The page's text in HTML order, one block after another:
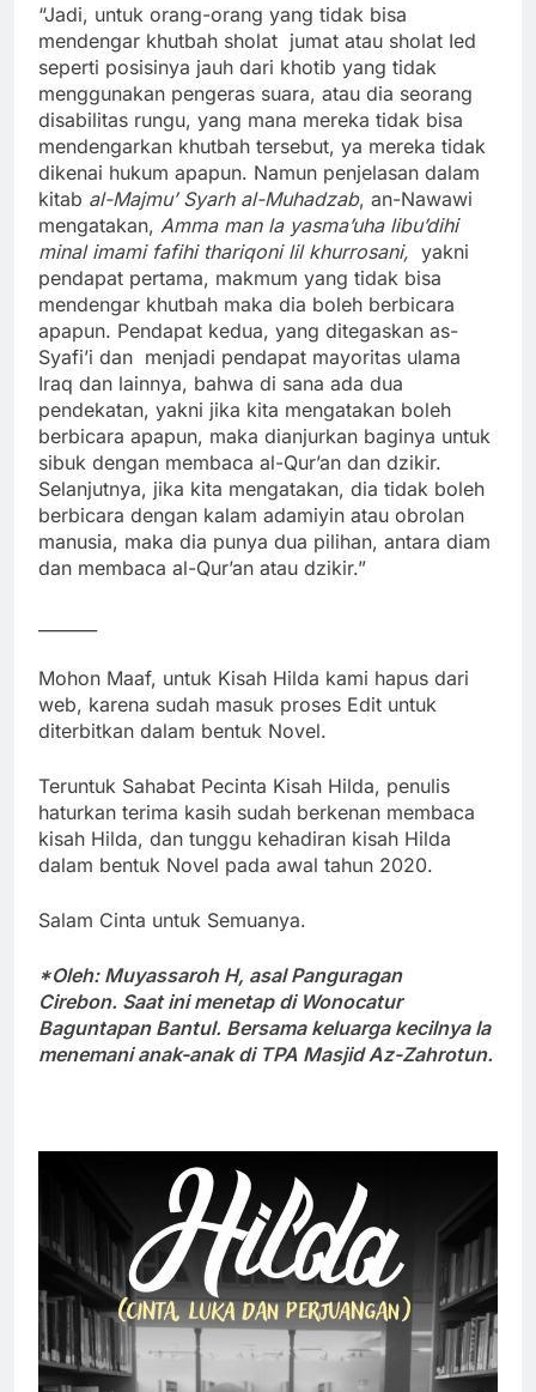
“Jadi, untuk orang-orang yang tidak bisa
mendengar khutbah sholat jumat atau sholat Ied
seperti posisinya jauh dari khotib yang tidak
menggunakan pengeras suara, atau dia seorang
disabilitas rungu, yang mana mereka tidak bisa
mendengarkan khutbah tersebut, ya mereka tidak
dikenai hukum apapun. Namun penjelasan dalam
kitab al-Majmu’ Syarh al-Muhadzab, an-Nawawi
mengatakan, Amma man la yasma’uha libu’dihi
minal imami fafihi thariqoni lil khurrosani, yakni
pendapat pertama, makmum yang tidak bisa
mendengar khutbah maka dia boleh berbicara
apapun. Pendapat kedua, yang ditegaskan as-
Syafi’i dan menjadi pendapat mayoritas ulama
Iraq dan lainnya, bahwa di sana ada dua
pendekatan, yakni jika kita mengatakan boleh
berbicara apapun, maka dianjurkan baginya untuk
sibuk dengan membaca al-Qur’an dan dzikir.
Selanjutnya, jika kita mengatakan, dia tidak boleh
berbicara dengan kalam adamiyin atau obrolan
manusia, maka dia punya dua pilihan, antara diam
dan membaca al-Qur’an atau dzikir.”
Mohon Maaf, untuk Kisah Hilda kami hapus dari
web, karena sudah masuk proses Edit untuk
diterbitkan dalam bentuk Novel.
Teruntuk Sahabat Pecinta Kisah Hilda, penulis
haturkan terima kasih sudah berkenan membaca
kisah Hilda, dan tunggu kehadiran kisah Hilda
dalam bentuk Novel pada awal tahun 2020.
Salam Cinta untuk Semuanya.
*Oleh: Muyassaroh H, asal Panguragan
Cirebon. Saat ini menetap di Wonocatur
Baguntapan Bantul. Bersama keluarga kecilnya Ia
menemani anak-anak di TPA Masjid Az-Zahrotun.